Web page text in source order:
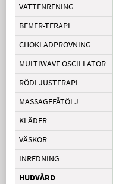
VATTENRENING
BEMER-TERAPI
CHOKLADPROVNING
MULTIWAVE OSCILLATOR
RÖDLJUSTERAPI
MASSAGEFÅTÖLJ
KLÄDER
VÄSKOR
INREDNING
HUDVÅRD